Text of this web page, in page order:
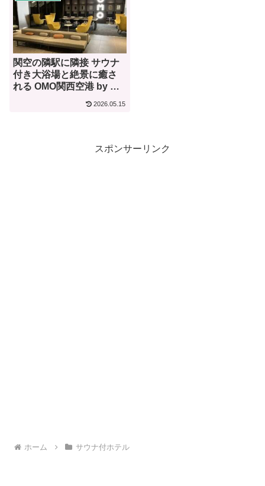
関空の隣駅に隣接 サウナ
付き大浴場と絶景に癒さ
れる OMO関西空港 by 星
2026.05.15
スポンサーリンク
ホーム サウナ付ホテル